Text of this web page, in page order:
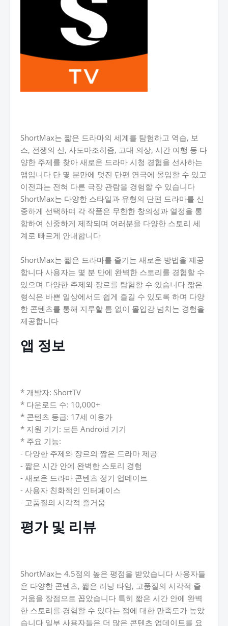
ShortMax는 짧은 드라마의 세계를 탐험하고 역습, 보
스, 전쟁의 신, 사도마조히즘, 고대 의상, 시간 여행 등 다
양한 주제를 찾아 새로운 드라마 시청 경험을 선사하는
앱입니다 단 몇 분만에 멋진 단편 연극에 몰입할 수 있고
이전과는 전혀 다른 극장 관람을 경험할 수 있습니다
ShortMax는 다양한 스타일과 유형의 단편 드라마를 신
중하게 선택하며 각 작품은 무한한 창의성과 열정을 통
합하여 신중하게 제작되며 여러분을 다양한 스토리 세
계로 빠르게 안내합니다
ShortMax는 짧은 드라마를 즐기는 새로운 방법을 제공
합니다 사용자는 몇 분 만에 완벽한 스토리를 경험할 수
있으며 다양한 주제와 장르를 탐험할 수 있습니다 짧은
형식은 바쁜 일상에서도 쉽게 즐길 수 있도록 하며 다양
한 콘텐츠를 통해 지루할 틈 없이 몰입감 넘치는 경험을
제공합니다
앱 정보
* 개발자: ShortTV
* 다운로드 수: 10,000+
* 콘텐츠 등급: 17세 이용가
* 지원 기기: 모든 Android 기기
* 주요 기능:
- 다양한 주제와 장르의 짧은 드라마 제공
- 짧은 시간 안에 완벽한 스토리 경험
- 새로운 드라마 콘텐츠 정기 업데이트
- 사용자 친화적인 인터페이스
- 고품질의 시각적 즐거움
평가 및 리뷰
ShortMax는 4.5점의 높은 평점을 받았습니다 사용자들
은 다양한 콘텐츠, 짧은 러닝 타임, 고품질의 시각적 즐
거움을 장점으로 꼽았습니다 특히 짧은 시간 안에 완벽
한 스토리를 경험할 수 있다는 점에 대한 만족도가 높았
습니다 일부 사용자들은 더 많은 콘텐츠 업데이트를 요